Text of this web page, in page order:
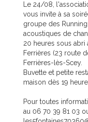
Le 24/08,
vous invite à sa
groupe des
acoustiques de
20 heures sous abri
Ferrières (23 route
Ferrières-lès-Scey.
Buvette et petite
maison dès 19
Pour toutes
au 06 70 39 81 03